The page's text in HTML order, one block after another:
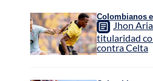
Colombianos
Jhon
titularidad
contra Celta